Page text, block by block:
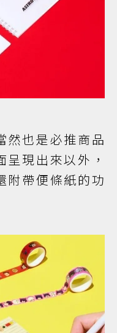
然也是必推商品
現出來以外，
附帶便條紙的功